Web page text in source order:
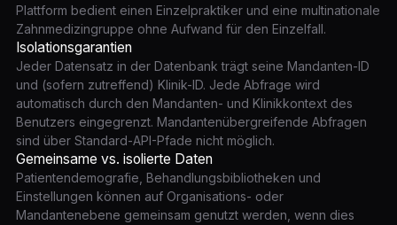
Plattform bedient einen Einzelpraktiker und eine multinationale
Zahnmedizingruppe ohne Aufwand für den Einzelfall.
Isolationsgarantien
Jeder Datensatz in der Datenbank trägt seine Mandanten-ID
und (sofern zutreffend) Klinik-ID. Jede Abfrage wird
automatisch durch den Mandanten- und Klinikkontext des
Benutzers eingegrenzt. Mandantenübergreifende Abfragen
sind über Standard-API-Pfade nicht möglich.
Gemeinsame vs. isolierte Daten
Patientendemografie, Behandlungsbibliotheken und
Einstellungen können auf Organisations- oder
Mandantenebene gemeinsam genutzt werden, wenn dies